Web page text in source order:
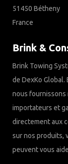
51450 Bétheny
France
Brink &
Brink Towing
de DexKo
nous fournissons
importateurs et
directement aux
sur nos produits,
peuvent vous